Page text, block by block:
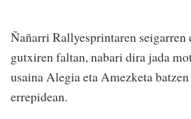
Ñañarri Rallyesprintaren
gutxiren faltan, nabari dira jada
usaina Alegia eta Amezketa
errepidean.